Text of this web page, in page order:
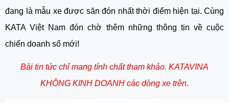
đang là mẫu xe được săn đón nhất thời điểm hiện tại. Cùng
KATA Việt Nam đón chờ thêm những thông tin về cuộc
chiến doanh số mới!
Bài tin tức chỉ mang tính chất tham khảo. KATAVINA
KHÔNG KINH DOANH các dòng xe trên.